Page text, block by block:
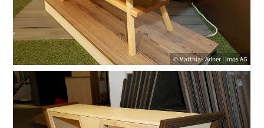
© Matthias Adner | imos AG